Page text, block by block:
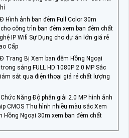
Hình ảnh ban đêm Full Color 30m
công trìn ban đêm xem ban đêm chất
IP Wifi Sự Dụng cho dự án lớn giá rẻ
Cấp
Trang Bị Xem ban đêm Hồng Ngoại
sáng FULL HD 1080P 2.0 MP Sắc
sát qua điện thoại giá rẻ chất lượng
Năng Độ phân giải 2.0 MP hình ảnh
CMOS Thu hình nhiều màu sắc Xem
Hồng Ngoại 30m xem ban đêm chất